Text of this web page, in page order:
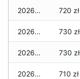
2026-01-11 720 zł
2026-01-09 730 zł
2026-01-08 730 zł
2026-01-07 710 zł